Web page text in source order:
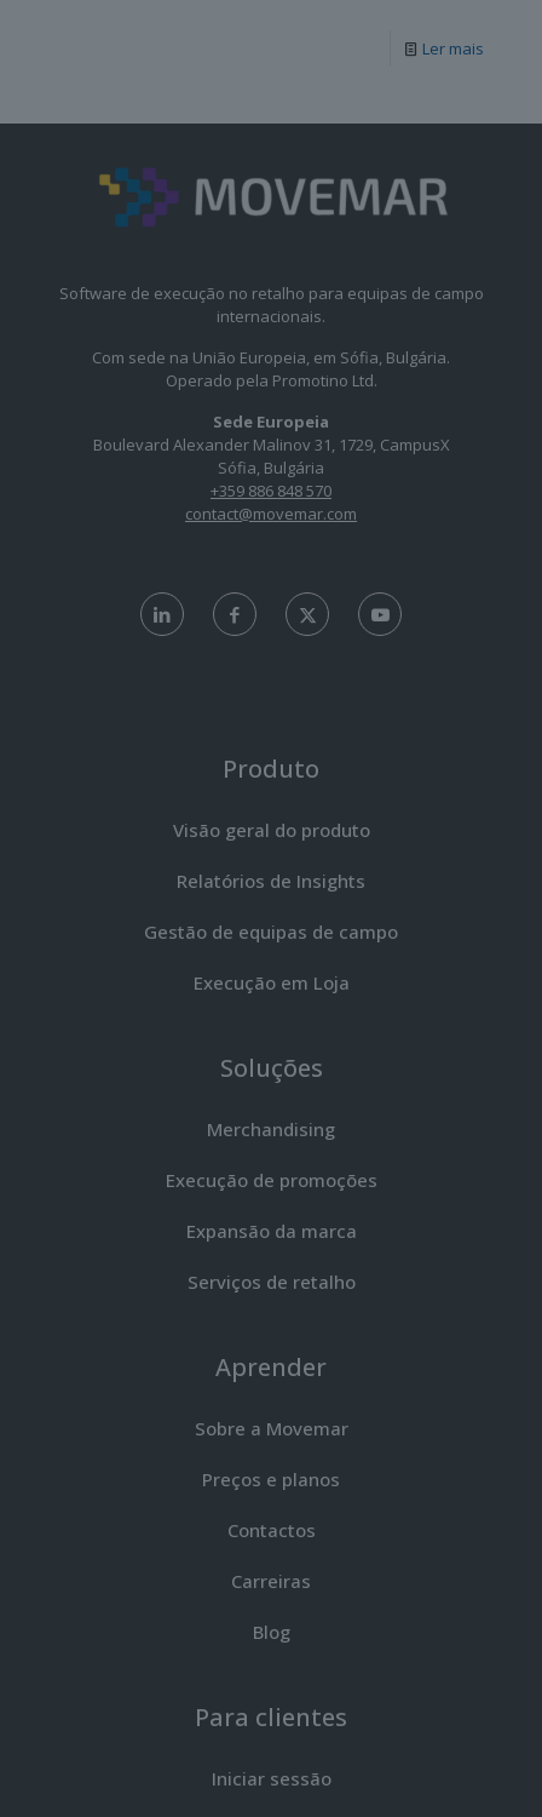
Ler mais
Software de execução no retalho para equipas de campo
internacionais.
Com sede na União Europeia, em Sófia, Bulgária.
Operado pela Promotino Ltd.
Sede Europeia
Boulevard Alexander Malinov 31, 1729, CampusX
Sófia, Bulgária
+359 886 848 570
contact@movemar.com
Produto
Visão geral do produto
Relatórios de Insights
Gestão de equipas de campo
Execução em Loja
Soluções
Merchandising
Execução de promoções
Expansão da marca
Serviços de retalho
Aprender
Sobre a Movemar
Preços e planos
Contactos
Carreiras
Blog
Para clientes
Iniciar sessão